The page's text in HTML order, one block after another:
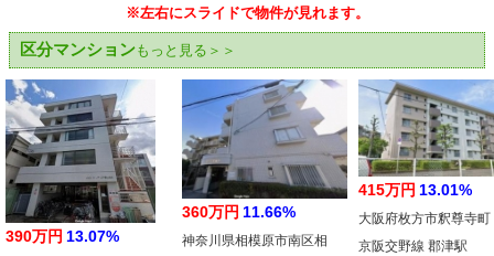
※左右にスライドで物件が見れます。
区分マンションもっと見る＞＞
390万円 13.07%
360万円 11.66%
神奈川県相模原市南区相
415万円 13.01%
大阪府枚方市釈尊寺町
京阪交野線 郡津駅